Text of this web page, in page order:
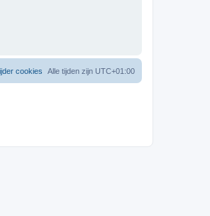
Alle tijden zijn UTC+01:00
cookies